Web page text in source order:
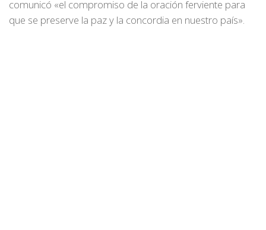
comunicó «el compromiso de la oración ferviente para
que se preserve la paz y la concordia en nuestro país».